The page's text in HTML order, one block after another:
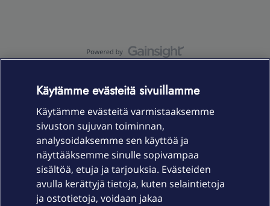
Laitteet & liittymät
Palvelut
Käytämme evästeitä sivuillamme
Käytämme evästeitä varmistaaksemme
sivuston sujuvan toiminnan,
analysoidaksemme sen käyttöä ja
näyttääksemme sinulle sopivampaa
sisältöä, etuja ja tarjouksia. Evästeiden
avulla kerättyjä tietoja, kuten selaintietoja
ja ostotietoja, voidaan jakaa